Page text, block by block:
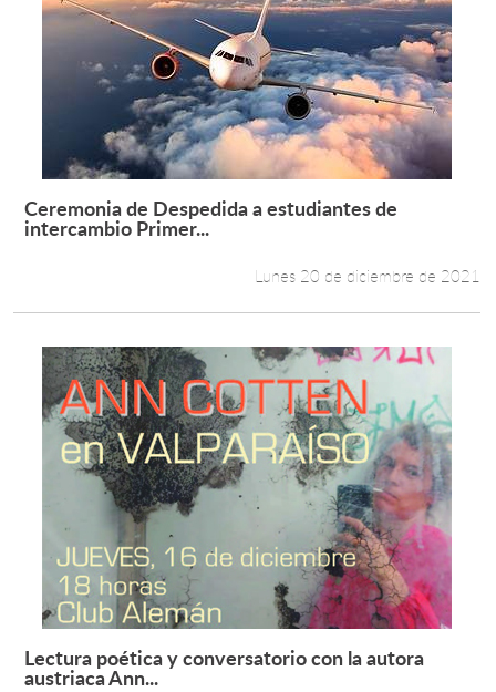
Leer más +
Ceremonia de Despedida a estudiantes de
intercambio Primer...
Lunes 20 de diciembre de 2021
Leer más +
Lectura poética y conversatorio con la autora
austriaca Ann...